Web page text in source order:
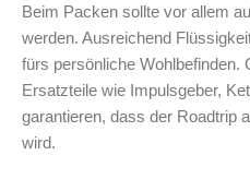
Beim Packen sollte vor allem
werden. Ausreichend
fürs persönliche Wohlbefinden.
Ersatzteile wie Impulsgeber,
garantieren, dass der Roadtrip
wird.